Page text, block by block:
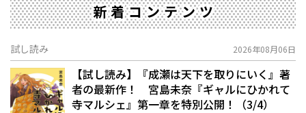
新着コンテンツ
試し読み 2026年08月06日
【試し読み】『成瀬は天下を取りにいく』著
者の最新作！ 宮島未奈『ギャルにひかれて
寺マルシェ』第一章を特別公開！（3/4）